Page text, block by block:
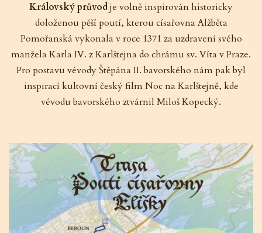
Královský průvodje volně inspirován historicky
doloženou pěší poutí, kterou císařovna Alžběta
Pomořanská vykonala v roce 1371 za uzdravení svého
manžela Karla IV. z Karlštejna do chrámu sv. Víta v Praze.
Pro postavu vévody Štěpána II. bavorského nám pak byl
inspirací kultovní český film Noc na Karlštejně, kde
vévodu bavorského ztvárnil Miloš Kopecký.